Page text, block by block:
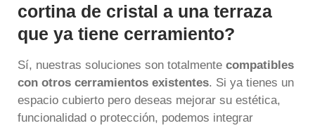
cortina de cristal a una terraza
que ya tiene cerramiento?
Sí, nuestras soluciones son totalmente compatibles
con otros cerramientos existentes. Si ya tienes un
espacio cubierto pero deseas mejorar su estética,
funcionalidad o protección, podemos integrar